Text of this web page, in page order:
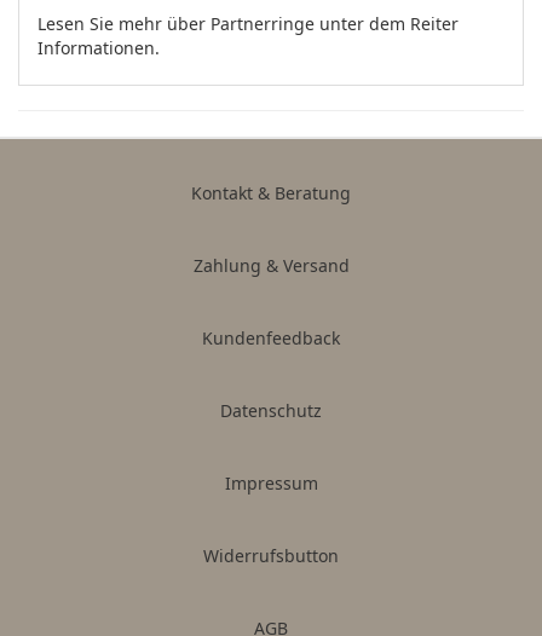
Lesen Sie mehr über Partnerringe unter dem Reiter
Informationen.
Kontakt & Beratung
Zahlung & Versand
Kundenfeedback
Datenschutz
Impressum
Widerrufsbutton
AGB